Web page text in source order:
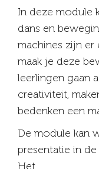
In deze module
dans en
machines zijn er
maak je deze
leerlingen gaan
creativiteit,
bedenken een
De module kan
presentatie in
Het